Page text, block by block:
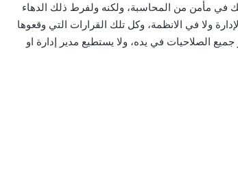
في مأمن من المحاسبة، ولكنه ولفرط ذلك الدهاء
ولا في الانظمة، وكل تلك القرارات التي وقعوها
الصلاحيات في يده، ولا يستطيع مدير إدارة او